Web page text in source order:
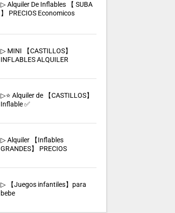
▷ Alquiler De Inflables 【 SUBA
】 PRECIOS Economicos
▷ MINI 【CASTILLOS】
INFLABLES ALQUILER
▷⭐ Alquiler de 【CASTILLOS】
Inflable ✅
▷ Alquiler 【Inflables
GRANDES】 PRECIOS
▷ 【Juegos infantiles】para
bebe